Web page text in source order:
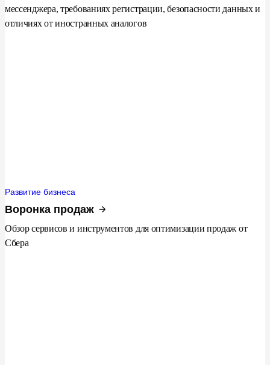
мессенджера, требованиях регистрации, безопасности данных и
отличиях от иностранных аналогов
Развитие бизнеса
Воронка продаж
Обзор сервисов и инструментов для оптимизации продаж от
Сбера